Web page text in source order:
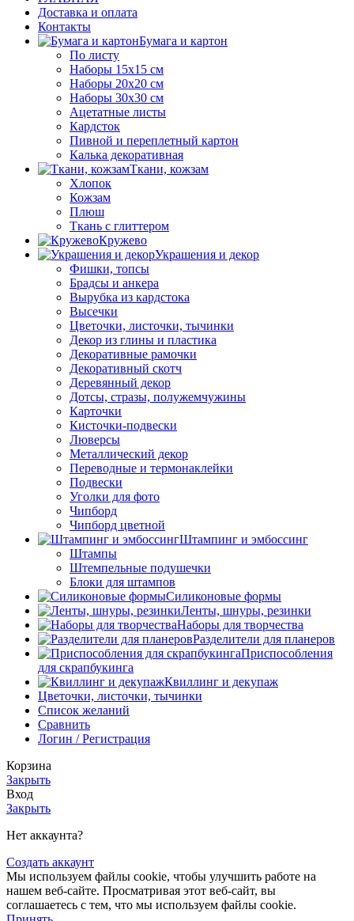
Доставка и оплата
Контакты
Бумага и картон
По листу
Наборы 15х15 см
Наборы 20х20 см
Наборы 30х30 см
Ацетатные листы
Кардсток
Пивной и переплетный картон
Калька декоративная
Ткани, кожзам
Хлопок
Кожзам
Плюш
Ткань с глиттером
Кружево
Украшения и декор
Фишки, топсы
Брадсы и анкера
Вырубка из кардстока
Высечки
Цветочки, листочки, тычинки
Декор из глины и пластика
Декоративные рамочки
Декоративный скотч
Деревянный декор
Дотсы, стразы, полужемчужины
Карточки
Кисточки-подвески
Люверсы
Металлический декор
Переводные и термонаклейки
Подвески
Уголки для фото
Чипборд
Чипборд цветной
Штампинг и эмбоссинг
Штампы
Штемпельные подушечки
Блоки для штампов
Силиконовые формы
Ленты, шнуры, резинки
Наборы для творчества
Разделители для планеров
Приспособления
для скрапбукинга
Квиллинг и декупаж
Цветочки, листочки, тычинки
Список желаний
Сравнить
Логин / Регистрация
Корзина
Закрыть
Вход
Закрыть
Нет аккаунта?
Создать аккаунт
Мы используем файлы cookie, чтобы улучшить работe на
нашем веб-сайте. Просматривая этот веб-сайт, вы
соглашаетесь с тем, что мы используем файлы cookie.